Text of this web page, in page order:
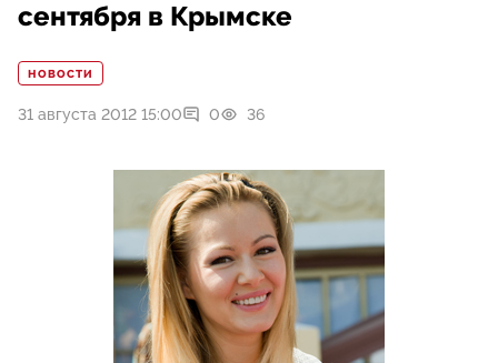
сентября в Крымске
НОВОСТИ
31 августа 2012 15:00 0 36